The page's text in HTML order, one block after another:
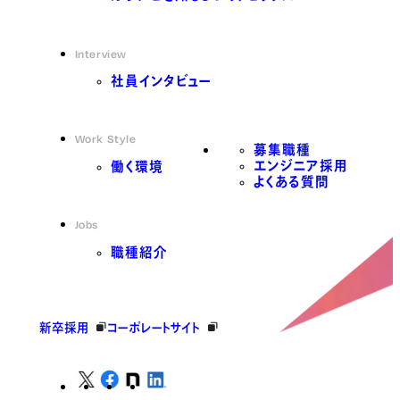
Interview
社員インタビュー
Work Style
働く環境
Jobs
職種紹介
募集職種
エンジニア採用
よくある質問
新卒採用 コーポレートサイト